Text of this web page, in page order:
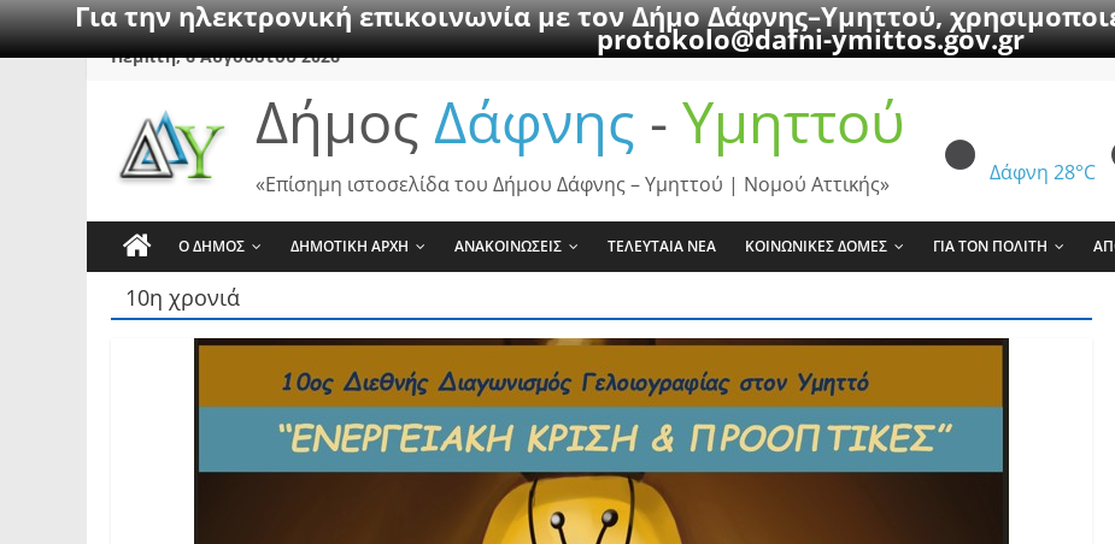
Για την ηλεκτρονική επικοινωνία με τον Δήμο Δάφνης–Υμηττού,
protokolo@dafni-ymittos.gov.gr
SkipΠέμπτη, 6 Αυγούστου 2026
Δήμος Δάφνης - Υμηττού
Δάφνη 28°C
«Επίσημη ιστοσελίδα του Δήμου Δάφνης – Υμηττού | Νομού Αττικής»
Ο ΔΗΜΟΣ ΔΗΜΟΤΙΚΗ ΑΡΧΗ ΑΝΑΚΟΙΝΩΣΕΙΣ ΤΕΛΕΥΤΑΙΑ ΝΕΑ ΚΟΙΝΩΝΙΚΕΣ ΔΟΜΕΣ ΓΙΑ ΤΟΝ ΠΟΛΙΤΗ
10η χρονιά